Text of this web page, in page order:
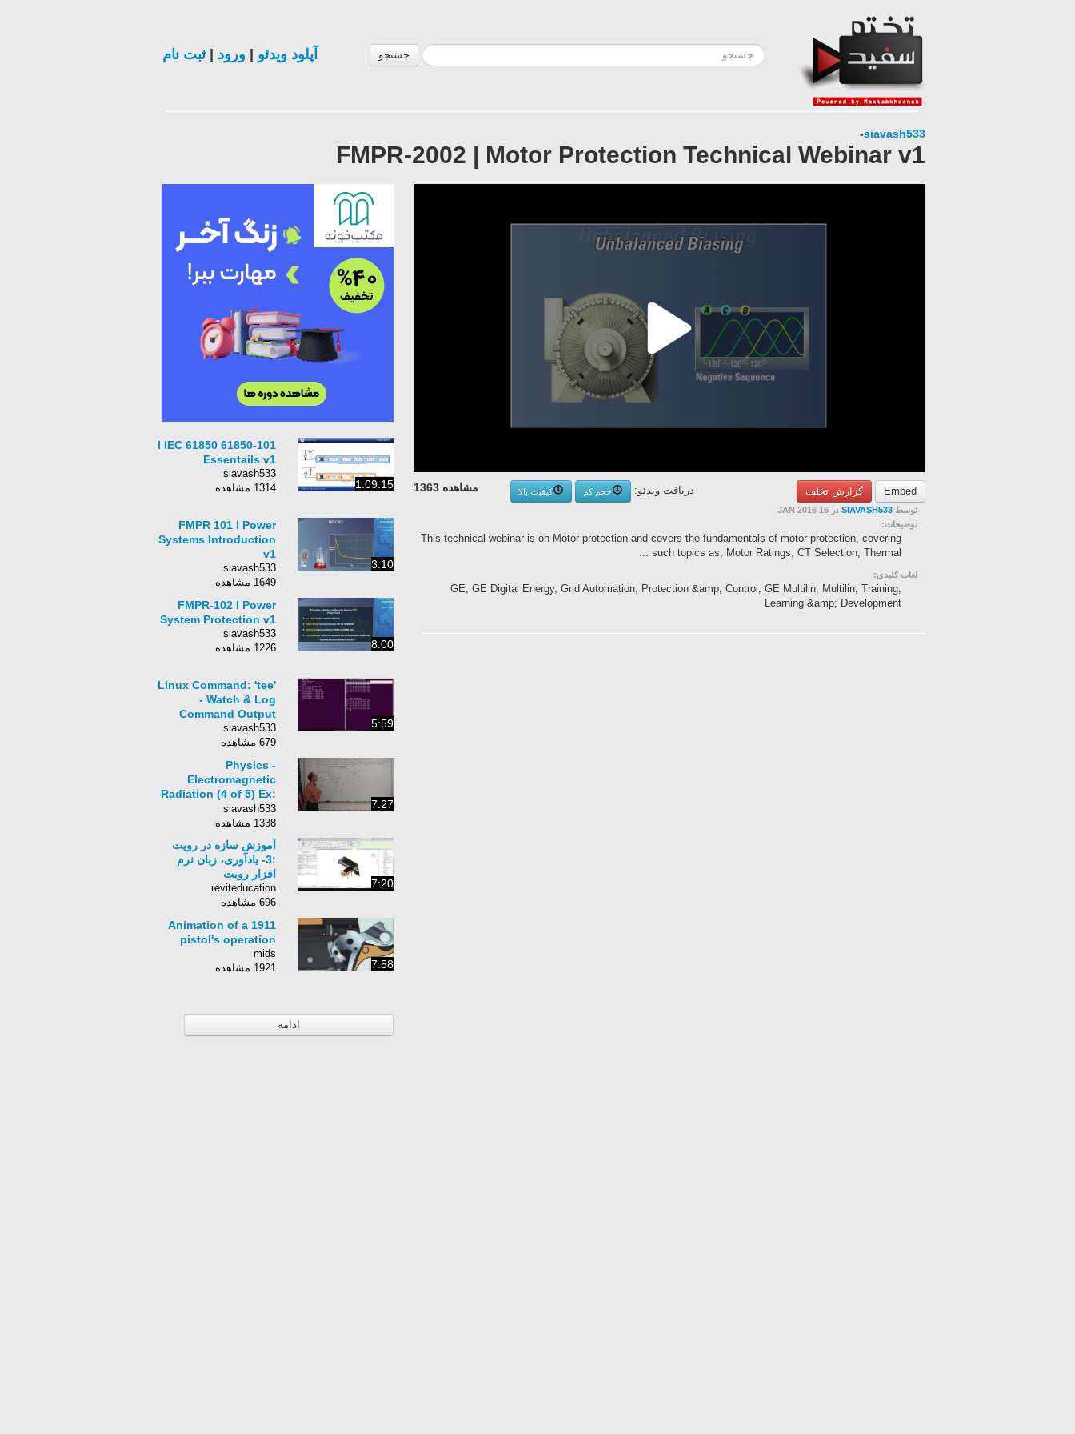
جستجو آپلود ویدئو ورود |ثبت نام
siavash533
-
FMPR-2002 | Motor Protection Technical Webinar v1
Embed گزارش تخلف مشاهده 1363 دریافت ویدئو: حجم کم
کیفیت بالا
توسط SIAVASH533 در 16 JAN 2016
توضیحات:
This technical webinar is on Motor protection and covers the fundamentals of motor protection, covering
such topics as; Motor Ratings, CT Selection, Thermal ...
لغات کلیدی:
GE, GE Digital Energy, Grid Automation, Protection &amp; Control, GE Multilin, Multilin, Training,
Learning &amp; Development
1:09:15
61850-101 l IEC 61850
Essentails v1
siavash533
1314 مشاهده
3:10
FMPR 101 l Power
Systems Introduction
v1
siavash533
1649 مشاهده
8:00
FMPR-102 l Power
System Protection v1
siavash533
1226 مشاهده
5:59
Linux Command: 'tee'
- Watch & Log
Command Output
siavash533
679 مشاهده
7:27
Physics -
Electromagnetic
Radiation (4 of 5) Ex:
Radiation Pressure
siavash533
1338 مشاهده
7:20
آموزش سازه در رویت
:3- یادآوری، زبان نرم
افزار رویت
reviteducation
696 مشاهده
7:58
Animation of a 1911
pistol's operation
mids
1921 مشاهده
ادامه